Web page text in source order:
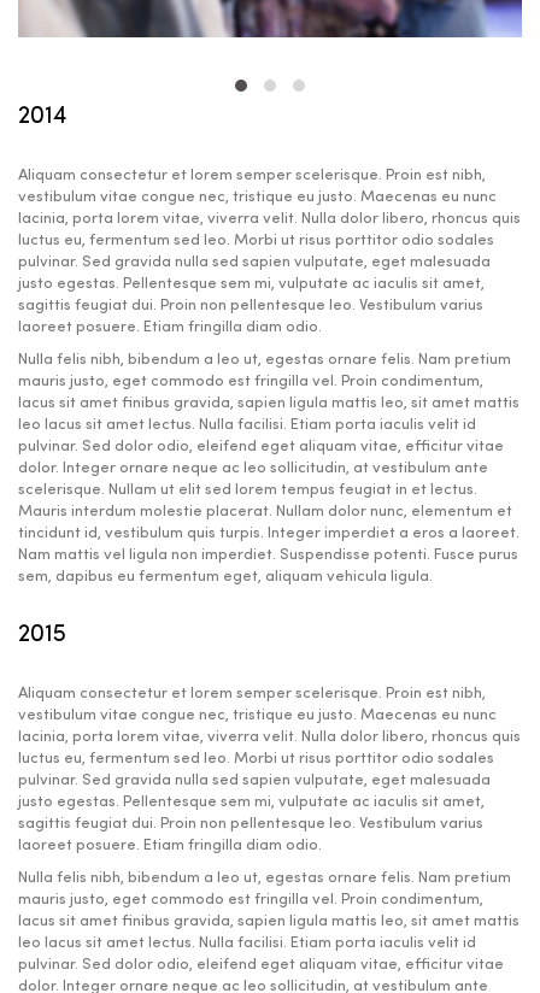
2014
Aliquam consectetur et lorem semper scelerisque. Proin est nibh,
vestibulum vitae congue nec, tristique eu justo. Maecenas eu nunc
lacinia, porta lorem vitae, viverra velit. Nulla dolor libero, rhoncus quis
luctus eu, fermentum sed leo. Morbi ut risus porttitor odio sodales
pulvinar. Sed gravida nulla sed sapien vulputate, eget malesuada
justo egestas. Pellentesque sem mi, vulputate ac iaculis sit amet,
sagittis feugiat dui. Proin non pellentesque leo. Vestibulum varius
laoreet posuere. Etiam fringilla diam odio.
Nulla felis nibh, bibendum a leo ut, egestas ornare felis. Nam pretium
mauris justo, eget commodo est fringilla vel. Proin condimentum,
lacus sit amet finibus gravida, sapien ligula mattis leo, sit amet mattis
leo lacus sit amet lectus. Nulla facilisi. Etiam porta iaculis velit id
pulvinar. Sed dolor odio, eleifend eget aliquam vitae, efficitur vitae
dolor. Integer ornare neque ac leo sollicitudin, at vestibulum ante
scelerisque. Nullam ut elit sed lorem tempus feugiat in et lectus.
Mauris interdum molestie placerat. Nullam dolor nunc, elementum et
tincidunt id, vestibulum quis turpis. Integer imperdiet a eros a laoreet.
Nam mattis vel ligula non imperdiet. Suspendisse potenti. Fusce purus
sem, dapibus eu fermentum eget, aliquam vehicula ligula.
2015
Aliquam consectetur et lorem semper scelerisque. Proin est nibh,
vestibulum vitae congue nec, tristique eu justo. Maecenas eu nunc
lacinia, porta lorem vitae, viverra velit. Nulla dolor libero, rhoncus quis
luctus eu, fermentum sed leo. Morbi ut risus porttitor odio sodales
pulvinar. Sed gravida nulla sed sapien vulputate, eget malesuada
justo egestas. Pellentesque sem mi, vulputate ac iaculis sit amet,
sagittis feugiat dui. Proin non pellentesque leo. Vestibulum varius
laoreet posuere. Etiam fringilla diam odio.
Nulla felis nibh, bibendum a leo ut, egestas ornare felis. Nam pretium
mauris justo, eget commodo est fringilla vel. Proin condimentum,
lacus sit amet finibus gravida, sapien ligula mattis leo, sit amet mattis
leo lacus sit amet lectus. Nulla facilisi. Etiam porta iaculis velit id
pulvinar. Sed dolor odio, eleifend eget aliquam vitae, efficitur vitae
dolor. Integer ornare neque ac leo sollicitudin, at vestibulum ante